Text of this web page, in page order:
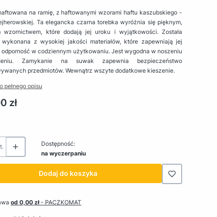
na ramię, z haftowanymi wzorami haftu kaszubskiego -
Ta elegancka czarna torebka wyróżnia się pięknym,
wzornictwem, które dodają jej uroku i wyjątkowości. Została
wykonana z wysokiej jakości materiałów, które zapewniają jej
odporność w codziennym użytkowaniu. Jest wygodna w noszeniu
Zamykanie na suwak zapewnia bezpieczeństwo
przedmiotów. Wewnątrz wszyte dodatkowe kieszenie.
pełnego opisu
zł
Dostępność:
na wyczerpaniu
Dodaj do koszyka
od 0,00 zł- PACZKOMAT